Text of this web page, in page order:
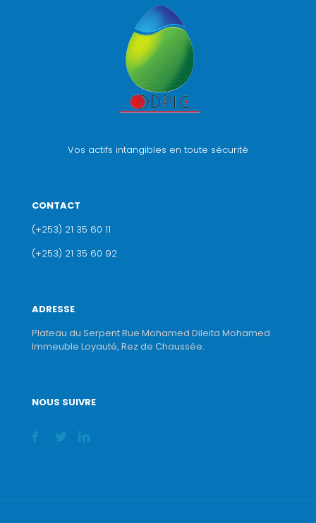
Vos actifs intangibles en toute sécurité
CONTACT
(+253) 21 35 60 11
(+253) 21 35 60 92
ADRESSE
Plateau du Serpent Rue Mohamed Dileita Mohamed
Immeuble Loyauté, Rez de Chaussée.
NOUS SUIVRE